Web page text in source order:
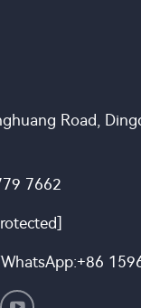
Road,
7662
+86